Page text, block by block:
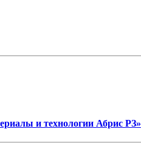
и технологии Абрис РЗ»